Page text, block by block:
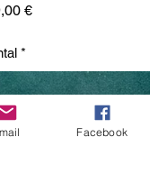
€Pris
*
Facebook